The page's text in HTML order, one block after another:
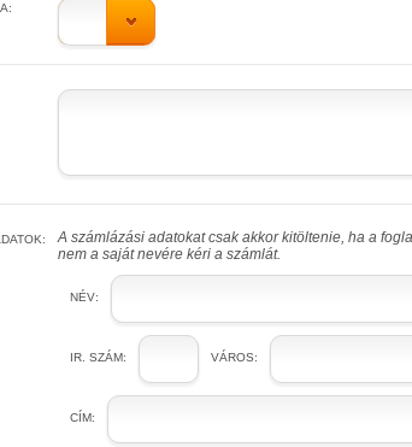
A számlázási adatokat csak akkor kitöltenie, ha a
nem a saját nevére kéri a számlát.
NÉV:
IR. SZÁM: VÁROS:
CÍM: